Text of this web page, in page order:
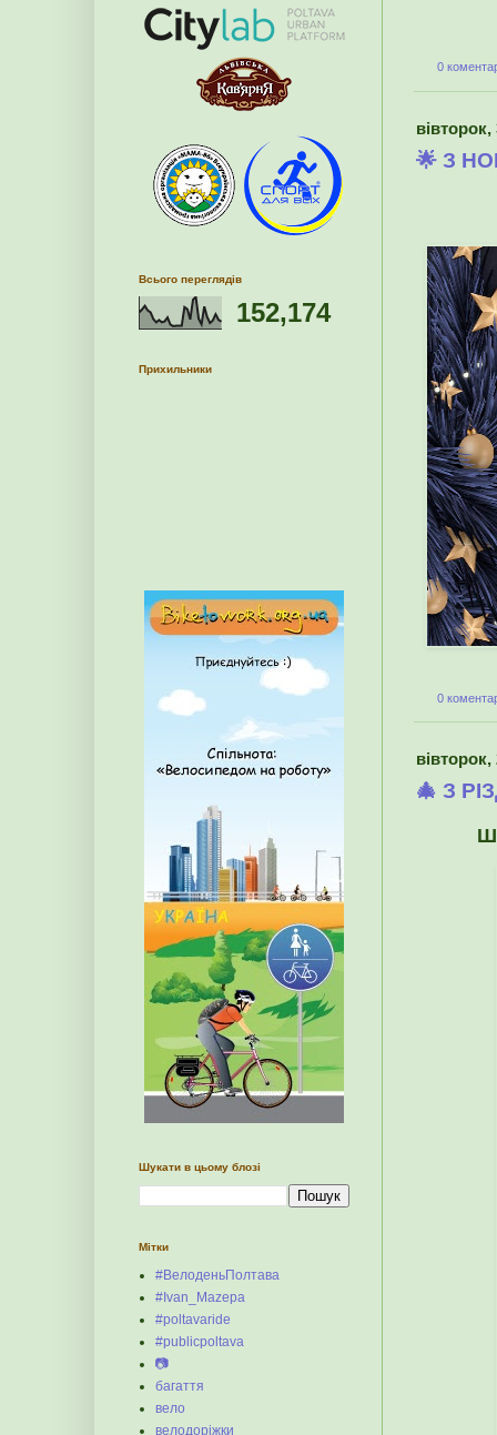
0
🌟 З
0
🎄 З
Всього переглядів
152,174
Прихильники
Шукати в цьому блозі
Мітки
#ВелоденьПолтава
#Ivan_Mazepa
#poltavaride
#publicpoltava
📷
багаття
вело
велодоріжки